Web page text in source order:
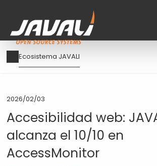
Pasar
al
Ruta
de
Ecosistema JAVALI
2026/02/03
Accesibilidad web:
alcanza el 10/10 en
AccessMonitor